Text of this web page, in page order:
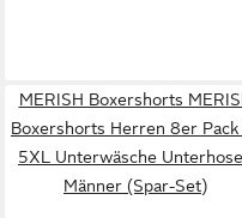
MERISH Boxershorts
Boxershorts Herren 8er Pack
5XL Unterwäsche
Männer (Spar-Set)